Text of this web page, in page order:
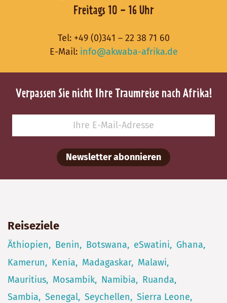
Freitags 10 - 16 Uhr
Tel: +49 (0)341 – 22 38 71 60
E-Mail: info@akwaba-afrika.de
Verpassen Sie nicht Ihre Traumreise nach Afrika!
Newsletter abonnieren
Reiseziele
Äthiopien Benin Botswana eSwatini
Ghana
Kamerun
Kenia Madagaskar
Malawi
Mauritius
Mosambik Namibia
Ruanda
Sambia
Senegal Seychellen
Sierra Leone